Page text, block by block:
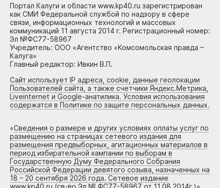
Портал Калуги и области www.kp40.ru зарегистрирован
как СМИ Федеральной службой по надзору в сфере
связи, информационных технологий и массовых
коммуникаций 11 августа 2014 г. Регистрационный номер:
Эл №ФС77-58967
Учредитель: ООО «Агентство «Комсомольская правда –
Калуга»
Главный редактор: Ивкин В.П.
Сайт использует IP адреса, cookie, данные геолокации
Пользователей сайта, а также счетчики Яндекс.Метрика,
Liveinternet и Google-анатилика. Условия использования
содержатся в Политике по защите персональных данных.
«Сведения о размере и других условиях оплаты услуг по
размещению на страницах сетевого издания для
размещения предвыборных, агитационных материалов в
период избирательной кампании по выборам в
Государственную Думу Федерального Собрания
Российской Федерации девятого созыва, назначенных на
18 – 20 сентября 2026 года. Сетевое издание